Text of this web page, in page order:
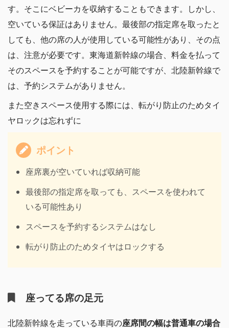
す。そこにベビーカを収納することもできます。しかし、
空いている保証はありません。最後部の指定席を取ったと
しても、他の席の人が使用している可能性があり、その点
は、注意が必要です。東海道新幹線の場合、料金を払って
そのスペースを予約することが可能ですが、北陸新幹線で
は、予約システムがありません。
また空きスペース使用する際には、転がり防止のためタイ
ヤロックは忘れずに
ポイント
座席裏が空いていれば収納可能
最後部の指定席を取っても、スペースを使われて
いる可能性あり
スペースを予約するシステムはなし
転がり防止のためタイヤはロックする
座ってる席の足元
北陸新幹線を走っている車両の座席間の幅は普通車の場合